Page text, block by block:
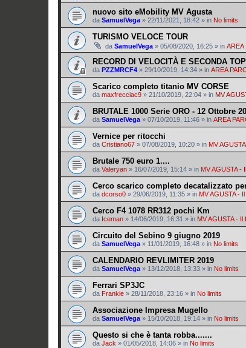
nuovo sito eMobility MV Agusta
da SamuelVega» 22/11/2021, 18:42 » in No limits
TURISMO VELOCE TOUR
da SamuelVega» 05/08/2020, 16:25 » in AREA
RECORD DI VELOCITÀ E SECONDA
da PZZMRCF4 » 29/10/2019, 14:34 » in AREA
Scarico completo titanio MV CORSE
da maxfrecciac9 » 21/10/2019, 22:04 » in MV
BRUTALE 1000 Serie ORO - 12 Ottobre
da SamuelVega» 07/10/2019, 11:46 » in AREA
Vernice per ritocchi
da Cristiano67 » 07/08/2019, 10:20 » in MV
Brutale 750 euro 1....
da Valeryan » 16/07/2019, 15:14 » in MV AGUSTA -
Cerco scarico completo decatalizzato
da dcorso0 » 29/06/2019, 11:35 » in MV AGUSTA -
Cerco F4 1078 RR312 pochi Km
da Iceman » 14/06/2019, 16:31 » in MV AGUSTA - Il
Circuito del Sebino 9 giugno 2019
da SamuelVega» 11/01/2019, 16:48 » in No limits
CALENDARIO REVLIMITER 2019
da SamuelVega» 13/12/2018, 13:33 » in No limits
Ferrari SP3JC
da Frankie » 28/11/2018, 23:16 » in No limits
Associazione Impresa Mugello
da SamuelVega» 15/10/2018, 19:14 » in No limits
Questo si che è tanta robba.......
da Jack » 01/05/2018, 14:06 » in No limits